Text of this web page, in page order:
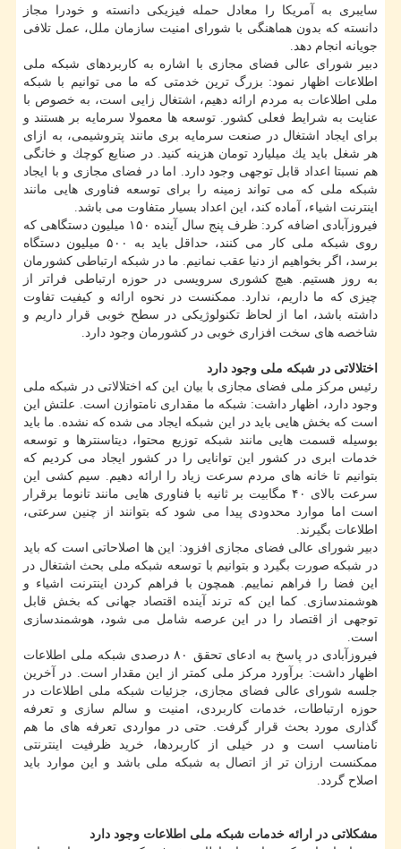
سایبری به آمریكا را معادل حمله فیزیكی دانسته و خودرا مجاز
دانسته كه بدون هماهنگی با شورای امنیت سازمان ملل، عمل تلافی
جویانه انجام دهد.
دبیر شورای عالی فضای مجازی با اشاره به كاربردهای شبكه ملی
اطلاعات اظهار نمود: بزرگ ترین خدمتی كه ما می توانیم با شبكه
ملی اطلاعات به مردم ارائه دهیم، اشتغال زایی است، به خصوص با
عنایت به شرایط فعلی كشور. توسعه ها معمولا سرمایه بر هستند و
برای ایجاد اشتغال در صنعت سرمایه بری مانند پتروشیمی، به ازای
هر شغل باید یك میلیارد تومان هزینه كنید. در صنایع كوچك و خانگی
هم نسبتا اعداد قابل توجهی وجود دارد. اما در فضای مجازی و با ایجاد
شبكه ملی كه می تواند زمینه را برای توسعه فناوری هایی مانند
اینترنت اشیاء، آماده كند، این اعداد بسیار متفاوت می باشد.
فیروزآبادی اضافه كرد: ظرف پنج سال آینده ۱۵۰ میلیون دستگاهی كه
روی شبكه ملی كار می كنند، حداقل باید به ۵۰۰ میلیون دستگاه
برسد، اگر بخواهیم از دنیا عقب نمانیم. ما در شبكه ارتباطی كشورمان
به روز هستیم. هیچ كشوری سرویسی در حوزه ارتباطی فراتر از
چیزی كه ما داریم، ندارد. ممكنست در نحوه ارائه و كیفیت تفاوت
داشته باشد، اما از لحاظ تكنولوژیكی در سطح خوبی قرار داریم و
شاخصه های سخت افزاری خوبی در كشورمان وجود دارد.
اختلالاتی در شبكه ملی وجود دارد
رئیس مركز ملی فضای مجازی با بیان این كه اختلالاتی در شبكه ملی
وجود دارد، اظهار داشت: شبكه ما مقداری نامتوازن است. علتش این
است كه بخش هایی باید در این شبكه ایجاد می شده كه نشده. ما باید
بوسیله قسمت هایی مانند شبكه توزیع محتوا، دیتاسنترها و توسعه
خدمات ابری در كشور این توانایی را در كشور ایجاد می كردیم كه
بتوانیم تا خانه های مردم سرعت زیاد را ارائه دهیم. سیم كشی این
سرعت بالای ۴۰ مگابیت بر ثانیه با فناوری هایی مانند تانوما برقرار
است اما موارد محدودی پیدا می شود كه بتوانند از چنین سرعتی،
اطلاعات بگیرند.
دبیر شورای عالی فضای مجازی افزود: این ها اصلاحاتی است كه باید
در شبكه صورت بگیرد و بتوانیم با توسعه شبكه ملی بحث اشتغال در
این فضا را فراهم نماییم. همچون با فراهم كردن اینترنت اشیاء و
هوشمندسازی. كما این كه ترند آینده اقتصاد جهانی كه بخش قابل
توجهی از اقتصاد را در این عرصه شامل می شود، هوشمندسازی
است.
فیروزآبادی در پاسخ به ادعای تحقق ۸۰ درصدی شبكه ملی اطلاعات
اظهار داشت: برآورد مركز ملی كمتر از این مقدار است. در آخرین
جلسه شورای عالی فضای مجازی، جزئیات شبكه ملی اطلاعات در
حوزه ارتباطات، خدمات كاربردی، امنیت و سالم سازی و تعرفه
گذاری مورد بحث قرار گرفت. حتی در مواردی تعرفه های ما هم
نامناسب است و در خیلی از كاربردها، خرید ظرفیت اینترنتی
ممكنست ارزان تر از اتصال به شبكه ملی باشد و این موارد باید
اصلاح گردد.
مشكلاتی در ارائه خدمات شبكه ملی اطلاعات وجود دارد